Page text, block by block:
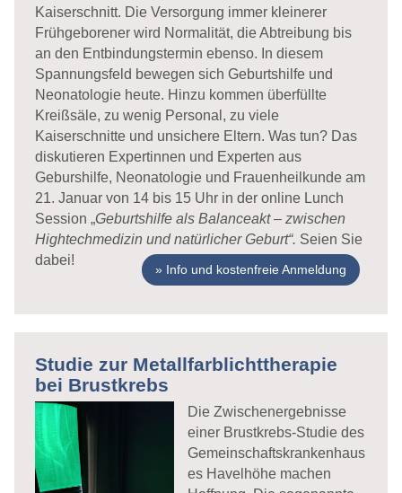
Kaiserschnitt. Die Versorgung immer kleinerer
Frühgeborener wird Normalität, die Abtreibung bis
an den Entbindungstermin ebenso. In diesem
Spannungsfeld bewegen sich Geburtshilfe und
Neonatologie heute. Hinzu kommen überfüllte
Kreißsäle, zu wenig Personal, zu viele
Kaiserschnitte und unsichere Eltern. Was tun? Das
diskutieren Expertinnen und Experten aus
Geburshilfe, Neonatologie und Frauenheilkunde am
21. Januar von 14 bis 15 Uhr in der online Lunch
Session „Geburtshilfe als Balanceakt – zwischen
Hightechmedizin und natürlicher Geburt“. Seien Sie
dabei!
Info und kostenfreie Anmeldung
Studie zur Metallfarblichttherapie
bei Brustkrebs
Die Zwischenergebnisse
einer Brustkrebs-Studie des
Gemeinschaftskrankenhaus
es Havelhöhe machen